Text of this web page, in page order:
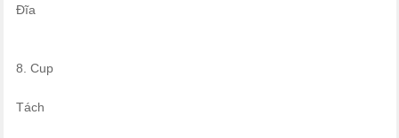
Đĩa
8. Cup
Tách